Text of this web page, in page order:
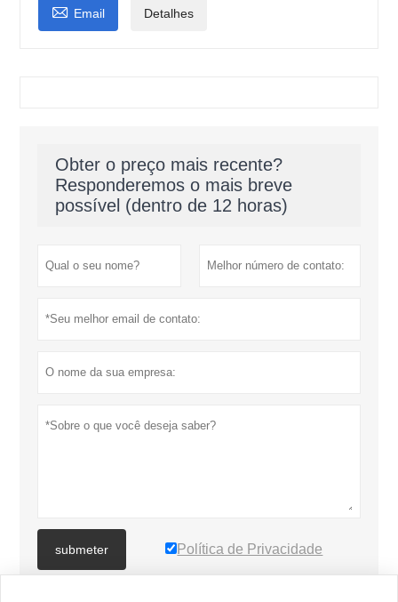
 Email Detalhes
Obter o preço mais recente?
Responderemos o mais breve
possível (dentro de 12 horas)
submeter Política de Privacidade